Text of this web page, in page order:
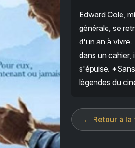
Edward Cole,
générale, se
d'un an à vivre.
dans un cahier,
s'épuise.
légendes du
← Retour à la